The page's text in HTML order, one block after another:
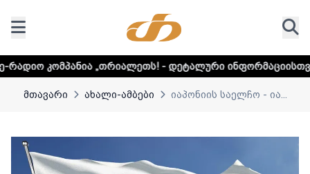
„თრიალეთს! - დეტალური ინფორმაციისთვის დააკლიკეთ
მთავარი ახალი-ამბები იაპონიის საელჩო - ია...